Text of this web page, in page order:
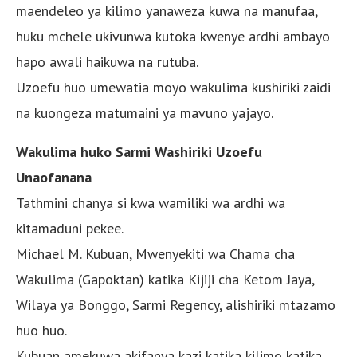
maendeleo ya kilimo yanaweza kuwa na manufaa,
huku mchele ukivunwa kutoka kwenye ardhi ambayo
hapo awali haikuwa na rutuba.
Uzoefu huo umewatia moyo wakulima kushiriki zaidi
na kuongeza matumaini ya mavuno yajayo.
Wakulima huko Sarmi Washiriki Uzoefu
Unaofanana
Tathmini chanya si kwa wamiliki wa ardhi wa
kitamaduni pekee.
Michael M. Kubuan, Mwenyekiti wa Chama cha
Wakulima (Gapoktan) katika Kijiji cha Ketom Jaya,
Wilaya ya Bonggo, Sarmi Regency, alishiriki mtazamo
huo huo.